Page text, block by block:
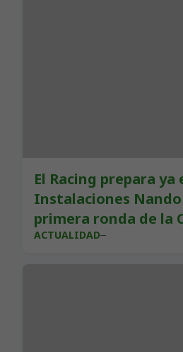
El Racing prepara ya
Instalaciones Nando
primera ronda de la
ACTUALIDAD